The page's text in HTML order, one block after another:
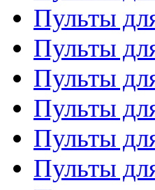
Пульты
Пульты
Пульты
Пульты
Пульты
Пульты